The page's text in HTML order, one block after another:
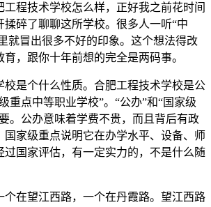
工程技术学校怎么样，正好我之前花时间
揉碎了聊聊这所学校。很多人一听“中
就冒出很多不好的印象。这个想法得改
，跟你十年前想的完全是两码事。
校是个什么性质。合肥工程技术学校是公
重点中等职业学校”。“公办”和“国家级
。公办意味着学费不贵，而且背后有政
国家级重点说明它在办学水平、设备、师
过国家评估，有一定实力的，不是什么随
个在望江西路，一个在丹霞路。望江西路